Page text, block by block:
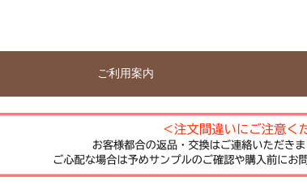
ご利用案内